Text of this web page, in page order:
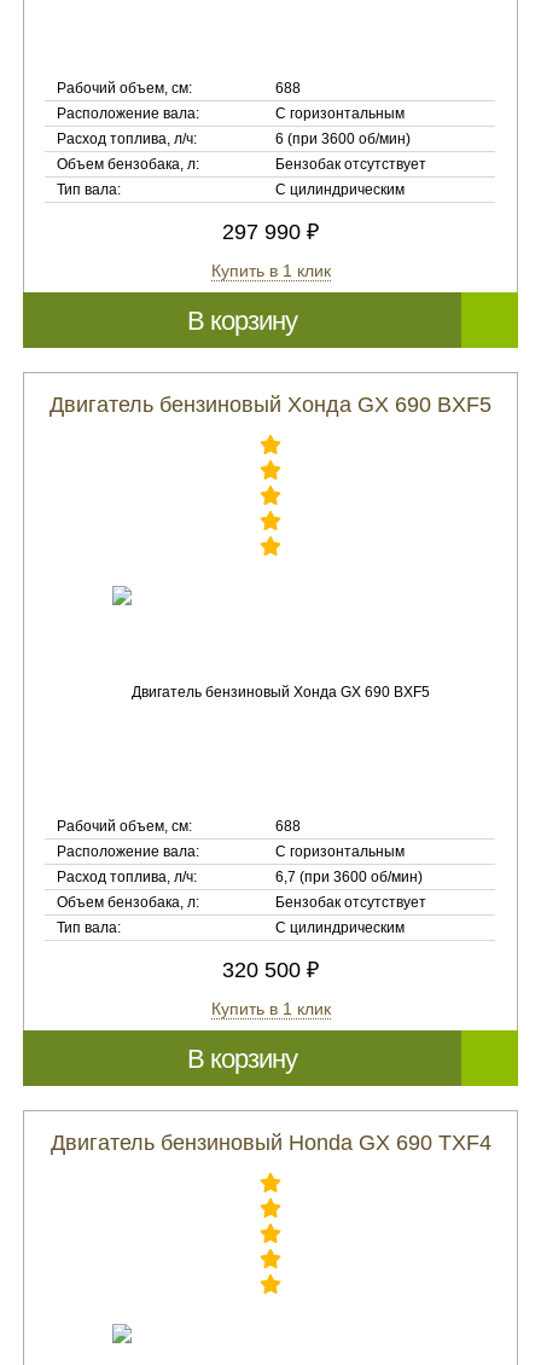
Рабочий объем, см:
688
Расположение вала:
С горизонтальным
Расход топлива, л/ч:
6 (при 3600 об/мин)
Объем бензобака, л:
Бензобак отсутствует
Тип вала:
С цилиндрическим
297 990 ₽
Купить в 1 клик
В корзину
Двигатель бензиновый Хонда GX 690 BXF5
Рабочий объем, см:
688
Расположение вала:
С горизонтальным
Расход топлива, л/ч:
6,7 (при 3600 об/мин)
Объем бензобака, л:
Бензобак отсутствует
Тип вала:
С цилиндрическим
320 500 ₽
Купить в 1 клик
В корзину
Двигатель бензиновый Honda GX 690 TXF4